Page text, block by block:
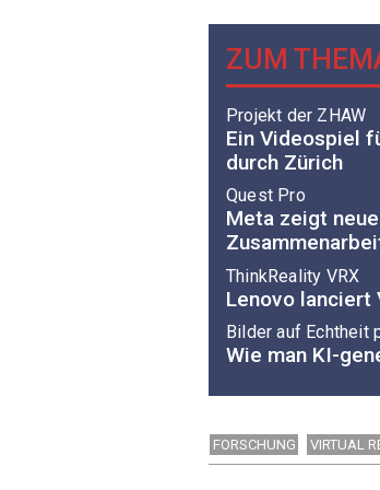
ZUM
Projekt der ZHAW
Ein Videospiel
durch Zürich
Quest Pro
Meta zeigt
ThinkReality VRX
Lenovo lanciert
Bilder auf Echtheit
Wie man KI-
FORSCHUNG VIRTUAL